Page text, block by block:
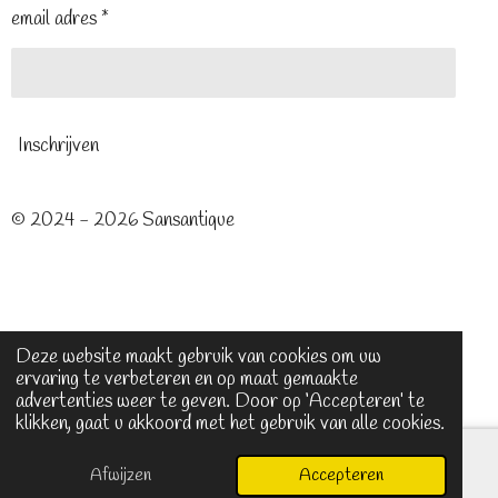
Deze website maakt gebruik van cookies om uw
ervaring te verbeteren en op maat gemaakte
advertenties weer te geven. Door op ‘Accepteren’ te
klikken, gaat u akkoord met het gebruik van alle cookies.
Afwijzen Accepteren
email adres *
Inschrijven
© 2024 - 2026 Sansantique